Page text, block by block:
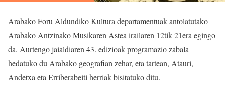
Arabako Foru Aldundiko Kultura departamentuak antolatutako
Arabako Antzinako Musikaren Astea irailaren 12tik 21era egingo
da. Aurtengo jaialdiaren 43. edizioak programazio zabala
hedatuko du Arabako geografian zehar, eta tartean, Atauri,
Andetxa eta Erriberabeiti herriak bisitatuko ditu.